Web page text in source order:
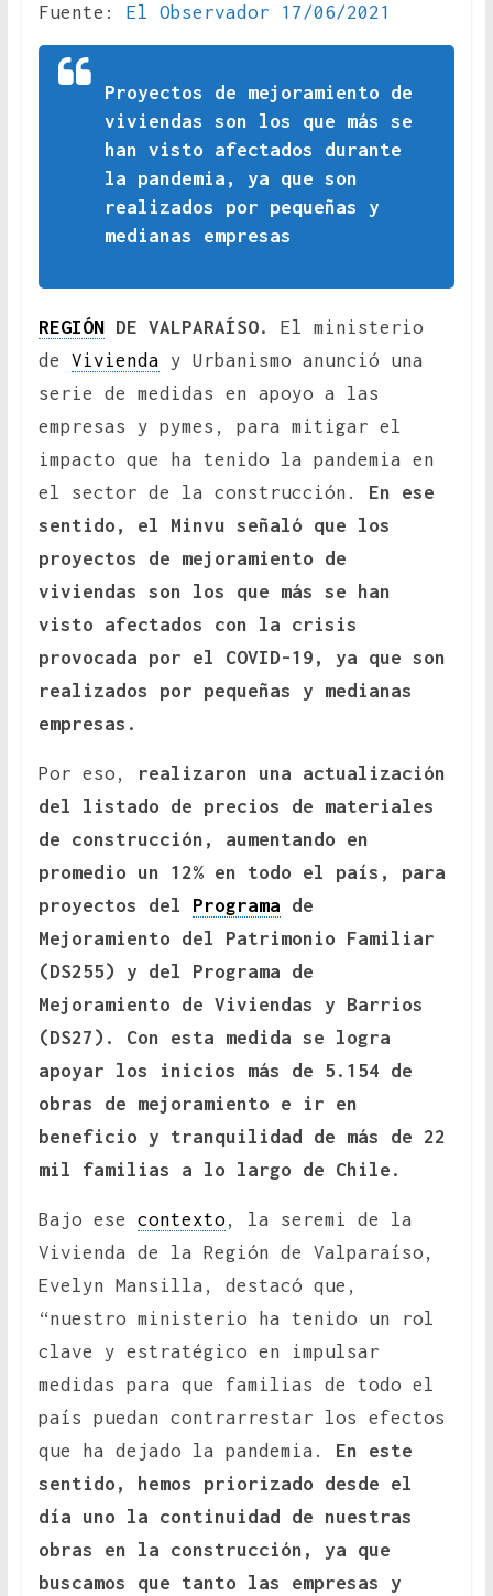
Fuente: El Observador 17/06/2021
Proyectos de mejoramiento de
viviendas son los que más se
han visto afectados durante
la pandemia, ya que son
realizados por pequeñas y
medianas empresas
REGIÓNDE VALPARAÍSO.
El ministerio
de Vivienda y Urbanismo anunció una
serie de medidas en apoyo a las
empresas y pymes, para mitigar el
impacto que ha tenido la pandemia en
el sector de la construcción.
En ese
sentido, el Minvu señaló que los
proyectos de mejoramiento de
viviendas son los que más se han
visto afectados con la crisis
provocada por el COVID-19, ya que son
realizados por pequeñas y medianas
empresas.
Por eso,
realizaron una actualización
del listado de precios de materiales
de construcción, aumentando en
promedio un 12% en todo el país, para
proyectos del Programa de
Mejoramiento del Patrimonio Familiar
(DS255) y del Programa de
Mejoramiento de Viviendas y Barrios
(DS27). Con esta medida se logra
apoyar los inicios más de 5.154 de
obras de mejoramiento e ir en
beneficio y tranquilidad de más de 22
mil familias a lo largo de Chile.
Bajo ese contexto, la seremi de la
Vivienda de la Región de Valparaíso,
Evelyn Mansilla, destacó que,
“nuestro ministerio ha tenido un rol
clave y estratégico en impulsar
medidas para que familias de todo el
país puedan contrarrestar los efectos
que ha dejado la pandemia. En este
sentido, hemos priorizado desde el
día uno la continuidad de nuestras
obras en la construcción, ya que
buscamos que tanto las empresas y